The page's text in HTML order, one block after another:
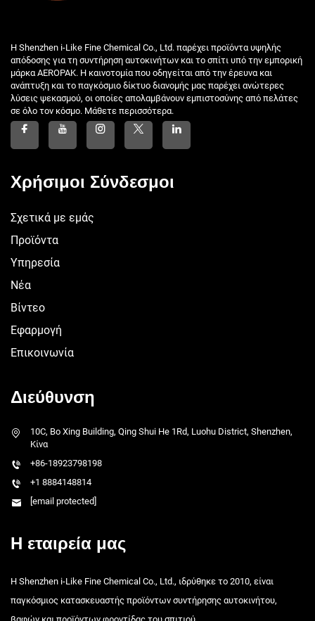
Η Shenzhen i-Like Fine Chemical Co., Ltd. παρέχει προϊόντα υψηλής
απόδοσης για τη συντήρηση αυτοκινήτων και το σπίτι υπό την εμπορική
μάρκα AEROPAK. Η καινοτομία που οδηγείται από την έρευνα και
ανάπτυξη και το παγκόσμιο δίκτυο διανομής μας παρέχει ανώτερες
λύσεις ψεκασμού, οι οποίες απολαμβάνουν εμπιστοσύνης από πελάτες
σε όλο τον κόσμο. Μάθετε περισσότερα.
Χρήσιμοι Σύνδεσμοι
Σχετικά με εμάς
Προϊόντα
Υπηρεσία
Νέα
Βίντεο
Εφαρμογή
Επικοινωνία
Διεύθυνση
10C, Bo Xing Building, Qing Shui He 1Rd, Luohu District, Shenzhen,
Κίνα
+86-18923798198
+1 8884148814
[email protected]
Η εταιρεία μας
Η Shenzhen i-Like Fine Chemical Co., Ltd., ιδρύθηκε το 2010, είναι
παγκόσμιος κατασκευαστής προϊόντων συντήρησης αυτοκινήτου,